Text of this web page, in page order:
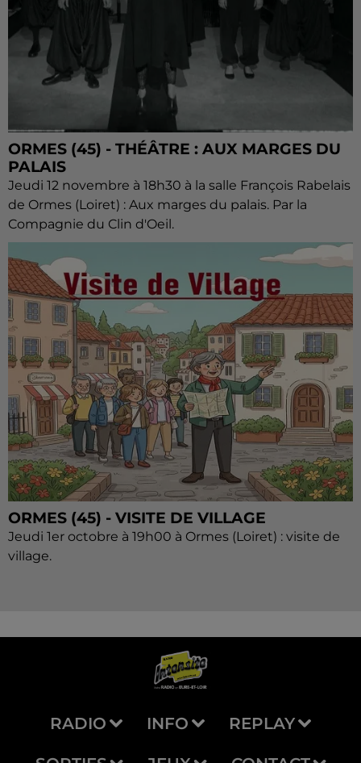
ORMES (45) - THÉÂTRE : AUX MARGES DU
PALAIS
Jeudi 12 novembre à 18h30 à la salle François Rabelais
de Ormes (Loiret) : Aux marges du palais. Par la
Compagnie du Clin d'Oeil.
ORMES (45) - VISITE DE VILLAGE
Jeudi 1er octobre à 19h00 à Ormes (Loiret) : visite de
village.
RADIO INFO REPLAY